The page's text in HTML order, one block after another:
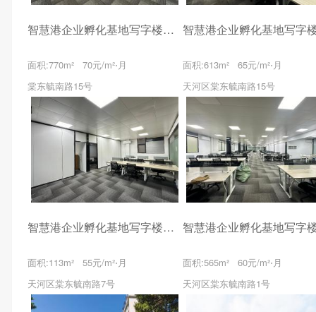
智慧港企业孵化基地写字楼出租
面积:770m² 70元/m²⋅月
棠东毓南路15号
面积:613m² 65元/m²⋅月
天河区棠东毓南路15号
智慧港企业孵化基地写字楼出租
面积:113m² 55元/m²⋅月
天河区棠东毓南路7号
面积:565m² 60元/m²⋅月
天河区棠东毓南路1号